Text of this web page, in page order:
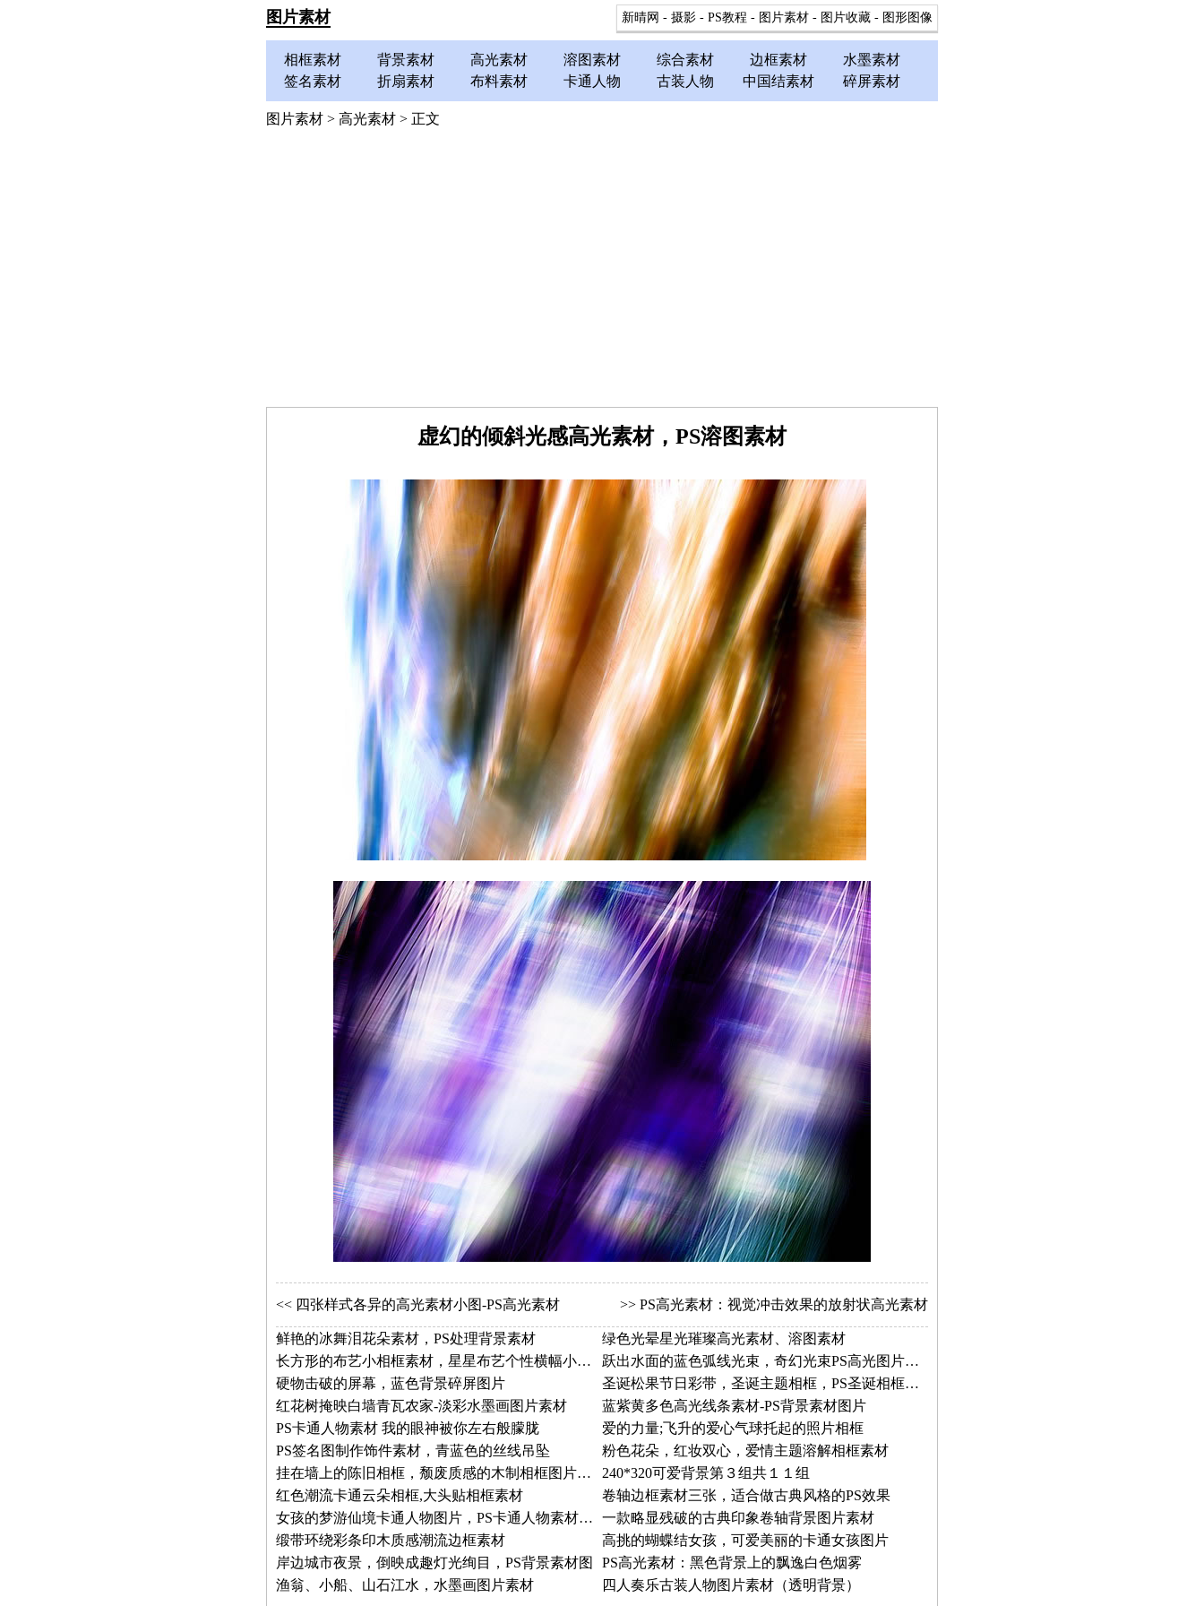
图片素材 新晴网 - 摄影 - PS教程 - 图片素材 - 图片收藏 - 图形图像
相框素材 背景素材 高光素材 溶图素材 综合素材 边框素材
水墨素材
签名素材
折扇素材 布料素材 卡通人物 古装人物 中国结素材 碎屏素材
图片素材 > 高光素材 > 正文
虚幻的倾斜光感高光素材，PS溶图素材
<< 四张样式各异的高光素材小图-PS高光素材 >> PS高光素材：视觉冲击效果的放射状高光素材
鲜艳的冰舞泪花朵素材，PS处理背景素材
绿色光晕星光璀璨高光素材、溶图素材
长方形的布艺小相框素材，星星布艺个性横幅小相框
跃出水面的蓝色弧线光束，奇幻光束PS高光图片素材
硬物击破的屏幕，蓝色背景碎屏图片
圣诞松果节日彩带，圣诞主题相框，PS圣诞相框素材
红花树掩映白墙青瓦农家-淡彩水墨画图片素材
蓝紫黄多色高光线条素材-PS背景素材图片
PS卡通人物素材 我的眼神被你左右般朦胧
爱的力量;飞升的爱心气球托起的照片相框
PS签名图制作饰件素材，青蓝色的丝线吊坠
粉色花朵，红妆双心，爱情主题溶解相框素材
挂在墙上的陈旧相框，颓废质感的木制相框图片素材
240*320可爱背景第３组共１１组
红色潮流卡通云朵相框,大头贴相框素材
卷轴边框素材三张，适合做古典风格的PS效果
女孩的梦游仙境卡通人物图片，PS卡通人物素材图片
一款略显残破的古典印象卷轴背景图片素材
缎带环绕彩条印木质感潮流边框素材
高挑的蝴蝶结女孩，可爱美丽的卡通女孩图片
岸边城市夜景，倒映成趣灯光绚目，PS背景素材图
PS高光素材：黑色背景上的飘逸白色烟雾
渔翁、小船、山石江水，水墨画图片素材
四人奏乐古装人物图片素材（透明背景）